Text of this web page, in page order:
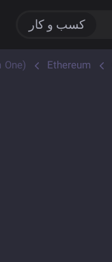
کسب و کار
Ethereum
One)